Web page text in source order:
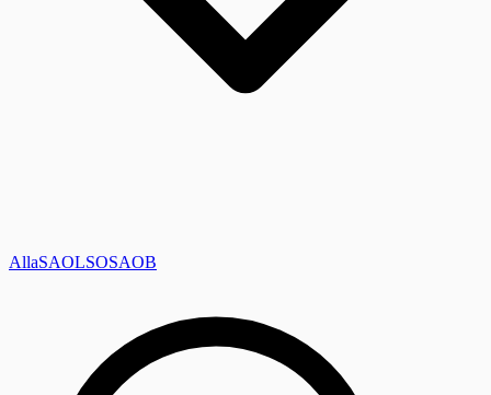
AllaSAOLSOSAOB